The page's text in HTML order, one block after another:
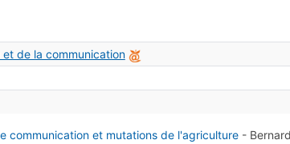
de la communication
communication et mutations de l'agriculture-